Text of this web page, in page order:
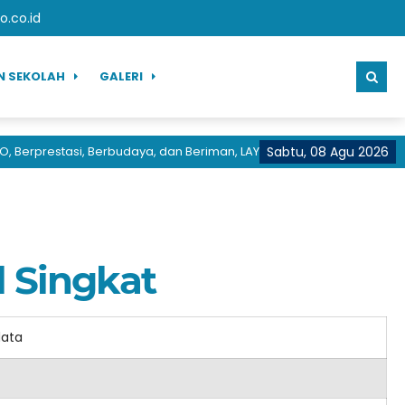
SEKOLAH GALERI
Sabtu, 08 Agu 2026
Berbudaya, dan Beriman, LAYANAN CEPAT PRESTASI
Singkat